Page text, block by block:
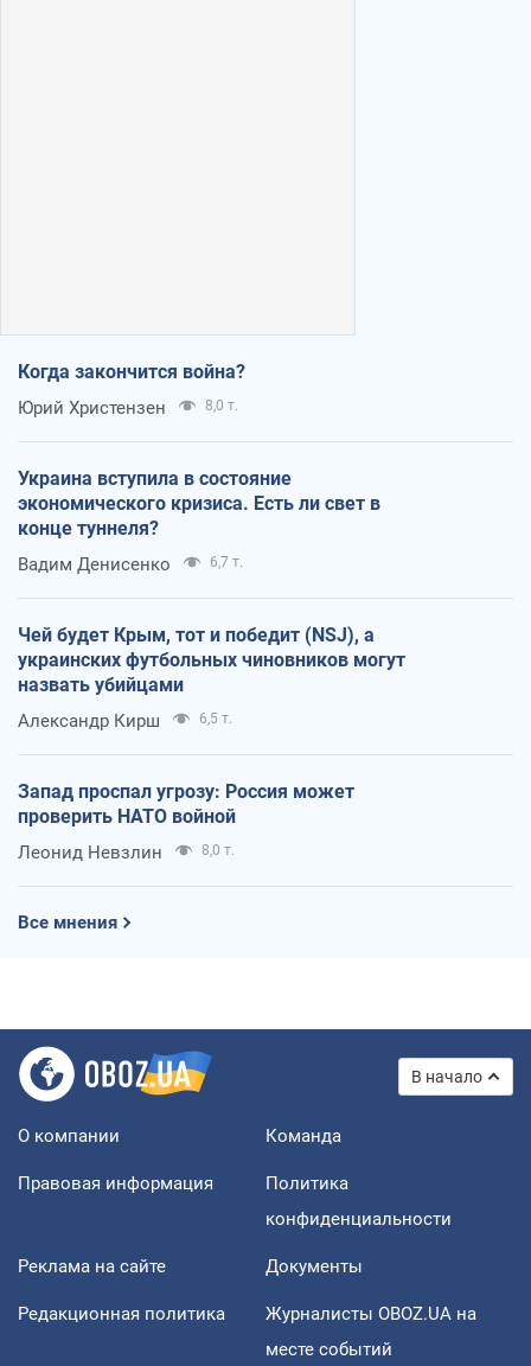
Когда закончится война?
Юрий Христензен 8,0 т.
Украина вступила в состояние
экономического кризиса. Есть ли свет в
конце туннеля?
Вадим Денисенко 6,7 т.
Чей будет Крым, тот и победит (NSJ), а
украинских футбольных чиновников могут
назвать убийцами
Александр Кирш 6,5 т.
Запад проспал угрозу: Россия может
проверить НАТО войной
Леонид Невзлин 8,0 т.
Все мнения
В начало
О компании Команда
Правовая информация
Политика
конфиденциальности
Реклама на сайте Документы
Редакционная политика
Журналисты OBOZ.UA на
месте событий